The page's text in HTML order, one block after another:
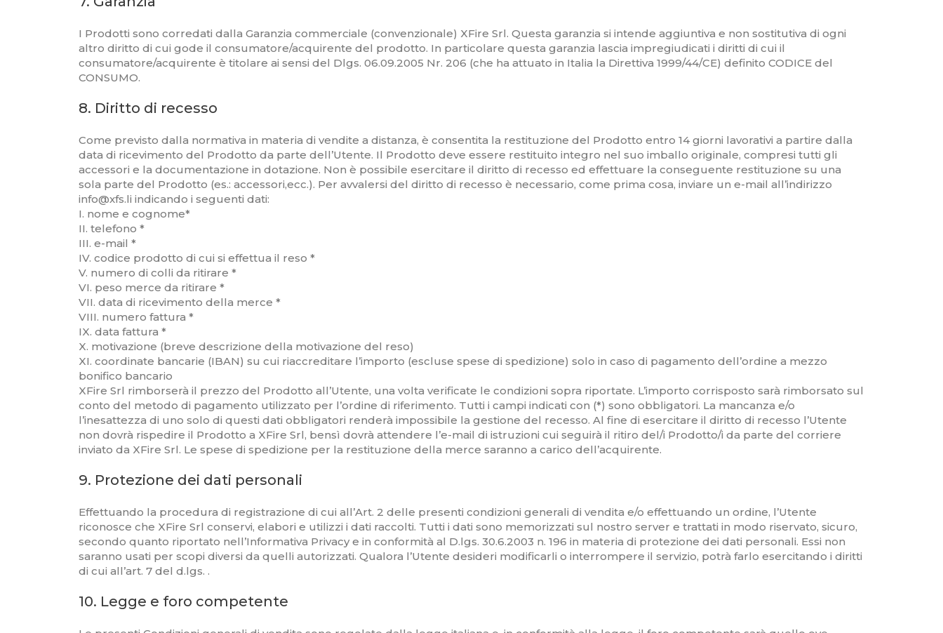
I Prodotti sono corredati dalla Garanzia commerciale (convenzionale) XFire Srl. Questa garanzia si intende aggiuntiva e non sostitutiva di ogni
altro diritto di cui gode il consumatore/acquirente del prodotto. In particolare questa garanzia lascia impregiudicati i diritti di cui il
consumatore/acquirente è titolare ai sensi del Dlgs. 06.09.2005 Nr. 206 (che ha attuato in Italia la Direttiva 1999/44/CE) definito CODICE del
CONSUMO.
8. Diritto di recesso
Come previsto dalla normativa in materia di vendite a distanza, è consentita la restituzione del Prodotto entro 14 giorni lavorativi a partire dalla
data di ricevimento del Prodotto da parte dell’Utente. Il Prodotto deve essere restituito integro nel suo imballo originale, compresi tutti gli
accessori e la documentazione in dotazione. Non è possibile esercitare il diritto di recesso ed effettuare la conseguente restituzione su una
sola parte del Prodotto (es.: accessori,ecc.). Per avvalersi del diritto di recesso è necessario, come prima cosa, inviare un e-mail all’indirizzo
info@xfs.li indicando i seguenti dati:
I. nome e cognome*
II. telefono *
III. e-mail *
IV. codice prodotto di cui si effettua il reso *
V. numero di colli da ritirare *
VI. peso merce da ritirare *
VII. data di ricevimento della merce *
VIII. numero fattura *
IX. data fattura *
X. motivazione (breve descrizione della motivazione del reso)
XI. coordinate bancarie (IBAN) su cui riaccreditare l’importo (escluse spese di spedizione) solo in caso di pagamento dell’ordine a mezzo
bonifico bancario
XFire Srl rimborserà il prezzo del Prodotto all’Utente, una volta verificate le condizioni sopra riportate. L’importo corrisposto sarà rimborsato sul
conto del metodo di pagamento utilizzato per l’ordine di riferimento. Tutti i campi indicati con (*) sono obbligatori. La mancanza e/o
l’inesattezza di uno solo di questi dati obbligatori renderà impossibile la gestione del recesso. Al fine di esercitare il diritto di recesso l’Utente
non dovrà rispedire il Prodotto a XFire Srl, bensì dovrà attendere l’e-mail di istruzioni cui seguirà il ritiro del/i Prodotto/i da parte del corriere
inviato da XFire Srl. Le spese di spedizione per la restituzione della merce saranno a carico dell’acquirente.
9. Protezione dei dati personali
Effettuando la procedura di registrazione di cui all’Art. 2 delle presenti condizioni generali di vendita e/o effettuando un ordine, l’Utente
riconosce che XFire Srl conservi, elabori e utilizzi i dati raccolti. Tutti i dati sono memorizzati sul nostro server e trattati in modo riservato, sicuro,
secondo quanto riportato nell’Informativa Privacy e in conformità al D.lgs. 30.6.2003 n. 196 in materia di protezione dei dati personali. Essi non
saranno usati per scopi diversi da quelli autorizzati. Qualora l’Utente desideri modificarli o interrompere il servizio, potrà farlo esercitando i diritti
di cui all’art. 7 del d.lgs. .
10. Legge e foro competente